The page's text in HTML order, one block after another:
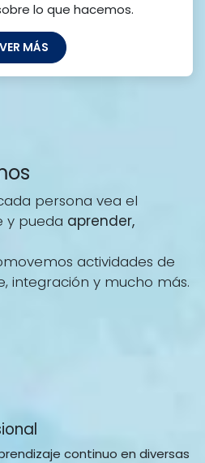
lo que hacemos.
VER MÁS
persona vea el
y pueda aprender,
actividades de
integración y mucho más.
continuo en diversas